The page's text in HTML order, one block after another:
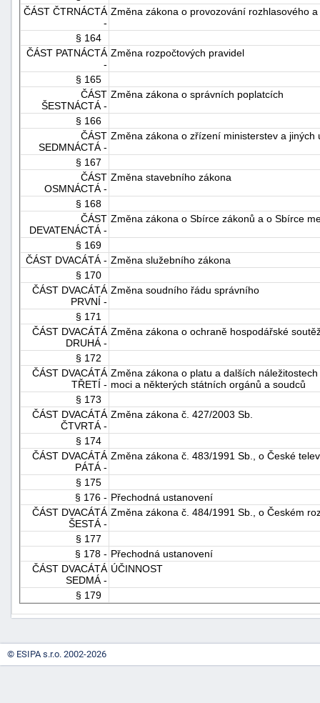
ČÁST ČTRNÁCTÁ
-
Změna zákona o provozování rozhlasového
§ 164
ČÁST PATNÁCTÁ
-
Změna rozpočtových pravidel
§ 165
ČÁST
ŠESTNÁCTÁ -
Změna zákona o správních poplatcích
§ 166
ČÁST
SEDMNÁCTÁ -
Změna zákona o zřízení ministerstev a
§ 167
ČÁST
OSMNÁCTÁ -
Změna stavebního zákona
§ 168
ČÁST
DEVATENÁCTÁ -
Změna zákona o Sbírce zákonů a o Sbírce
§ 169
ČÁST DVACÁTÁ - Změna služebního zákona
§ 170
ČÁST DVACÁTÁ
PRVNÍ -
Změna soudního řádu správního
§ 171
ČÁST DVACÁTÁ
DRUHÁ -
Změna zákona o ochraně hospodářské
§ 172
ČÁST DVACÁTÁ
TŘETÍ -
Změna zákona o platu a dalších
moci a některých státních orgánů a soudců
§ 173
ČÁST DVACÁTÁ
ČTVRTÁ -
Změna zákona č. 427/2003 Sb.
§ 174
ČÁST DVACÁTÁ
PÁTÁ -
Změna zákona č. 483/1991 Sb., o České
§ 175
§ 176 - Přechodná ustanovení
ČÁST DVACÁTÁ
ŠESTÁ -
Změna zákona č. 484/1991 Sb., o Českém
§ 177
§ 178 - Přechodná ustanovení
ČÁST DVACÁTÁ
SEDMÁ -
ÚČINNOST
§ 179
© ESIPA s.r.o. 2002-2026